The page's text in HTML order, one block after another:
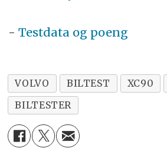
- Testdata og poeng
VOLVO BILTEST XC90
BILTESTER